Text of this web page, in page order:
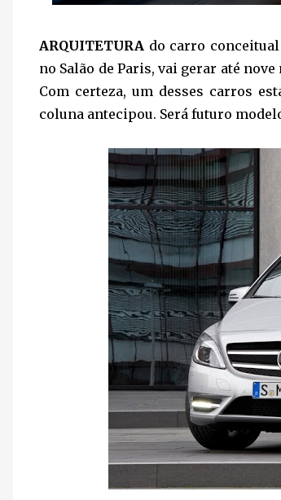
ARQUITETURA do carro
no Salão de Paris, vai gerar até
Com certeza, um desses carros
coluna antecipou. Será futuro